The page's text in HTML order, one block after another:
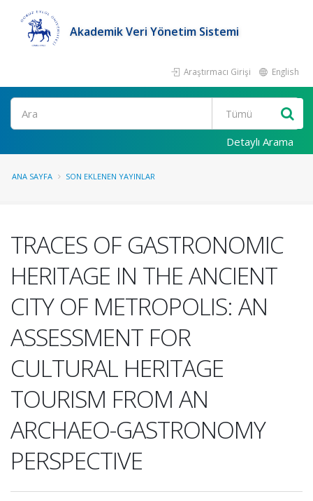
Akademik Veri Yönetim Sistemi
Araştırmacı Girişi English
Ara
Detaylı Arama
ANA SAYFA SON EKLENEN YAYINLAR
TRACES OF GASTRONOMIC
HERITAGE IN THE ANCIENT
CITY OF METROPOLIS: AN
ASSESSMENT FOR
CULTURAL HERITAGE
TOURISM FROM AN
ARCHAEO-GASTRONOMY
PERSPECTIVE